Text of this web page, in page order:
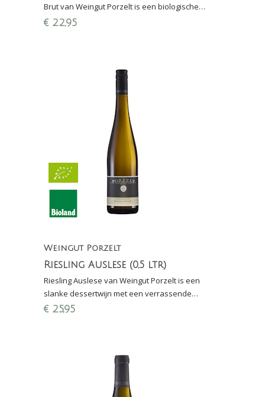
Brut van Weingut Porzelt is een biologische
Duitse Sekt met 18 maanden rijping sur lie
€ 22,95
Weingut Porzelt
Riesling Auslese (0,5 ltr)
Riesling Auslese van Weingut Porzelt is een
slanke dessertwijn met een verrassende
zuurtegraad.
€ 25,95